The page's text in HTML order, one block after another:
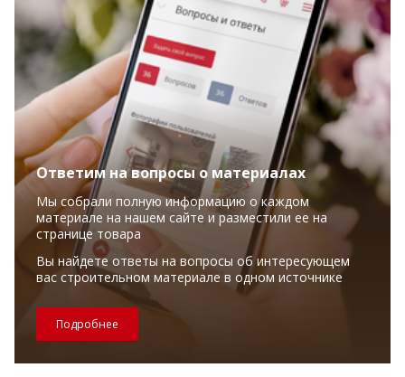
Ответим на вопросы о материалах
Мы собрали полную информацию о каждом
материале на нашем сайте и разместили ее на
странице товара
Вы найдете ответы на вопросы об интересующем
вас строительном материале в одном источнике
Подробнее